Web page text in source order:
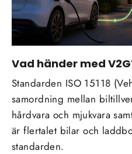
Vad händer med
Standarden ISO 15118
samordning mellan
hårdvara och mjukvara
är flertalet bilar och
standarden.